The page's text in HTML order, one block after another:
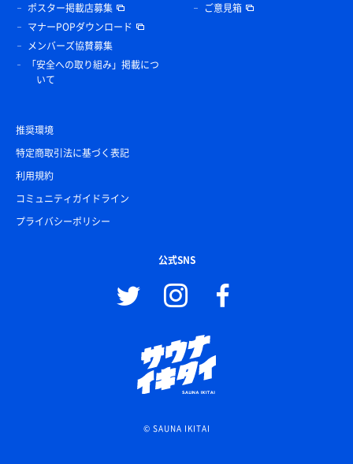
ポスター掲載店募集
マナーPOPダウンロード
メンバーズ協賛募集
「安全への取り組み」掲載につ
いて
ご意見箱
推奨環境
特定商取引法に基づく表記
利用規約
コミュニティガイドライン
プライバシーポリシー
公式SNS
© SAUNA IKITAI